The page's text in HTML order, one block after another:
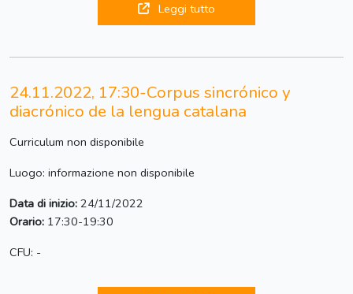
Leggi tutto
24.11.2022, 17:30-Corpus sincrónico y
diacrónico de la lengua catalana
Curriculum non disponibile
Luogo: informazione non disponibile
Data di inizio: 24/11/2022
Orario: 17:30-19:30
CFU: -